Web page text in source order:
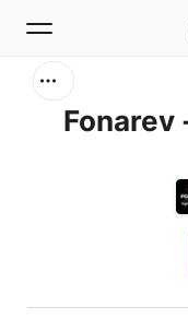
Lo más
Fonarev